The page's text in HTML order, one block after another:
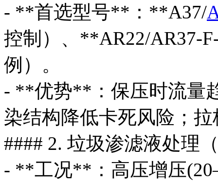
- **首选型号**：**A37/
控制）、**AR22/AR37-
例）。
- **优势**：保压时流量
染结构降低卡死风险；
#### 2. 垃圾渗滤液处理
- **工况**：高压增压